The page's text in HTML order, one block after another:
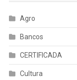
Agro
Bancos
CERTIFICADA
Cultura